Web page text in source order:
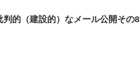
判的（建設的）なメール公開その8